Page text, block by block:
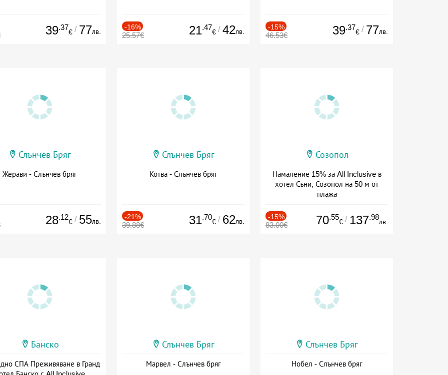
39.37
€ / 77лв.
-16%
25.57€ 21.47
€ / 42лв.
-15%
46.53€ 39.37
€ / 77лв.
Слънчев Бряг
Жерави - Слънчев бряг
28.12
€ / 55лв.
Слънчев Бряг
Котва - Слънчев бряг
-21%
39.88€ 31.70
€ / 62лв.
Созопол
Намаление 15% за All Inclusive в
хотел Съни, Созопол на 50 м от
плажа
-15%
83.00€ 70.55
€ / 137.98
лв.
Банско
СПА Преживяване в Гранд
Слънчев Бряг
Марвел - Слънчев бряг
Слънчев Бряг
Нобел - Слънчев бряг